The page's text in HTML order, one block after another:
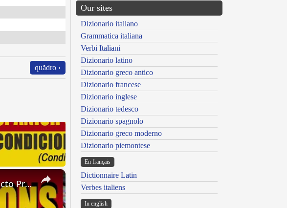
quădro ›
×
SPANISH CONJUGATIONS: Future Perfect Progressive (Futuro Perfecto Progresivo)
Our sites
Dizionario italiano
Grammatica italiana
Verbi Italiani
Dizionario latino
Dizionario greco antico
Dizionario francese
Dizionario inglese
Dizionario tedesco
Dizionario spagnolo
Dizionario greco moderno
Dizionario piemontese
En français
Dictionnaire Latin
Verbes italiens
In english